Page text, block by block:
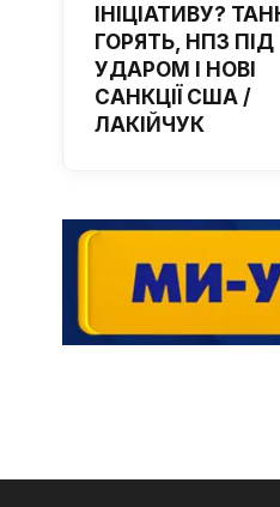
ІНІЦІАТИВУ?
ГОРЯТЬ, НПЗ ПІД
УДАРОМ І НОВІ
САНКЦІЇ США /
ЛАКІЙЧУК